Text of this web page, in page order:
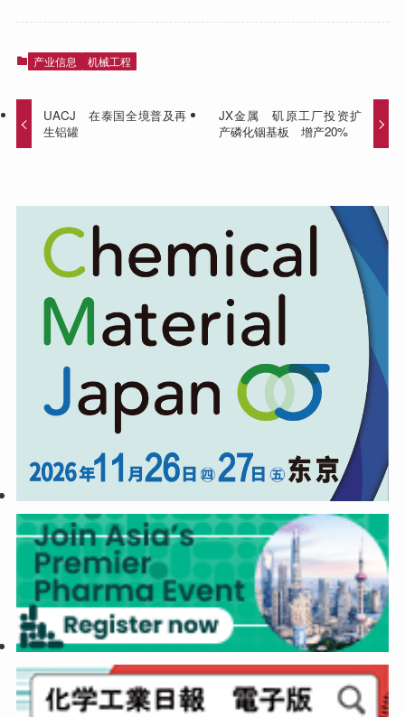
产业信息 机械工程
UACJ 在泰国全境普及再
生铝罐
JX金属 矶原工厂投资扩
产磷化铟基板 增产20%